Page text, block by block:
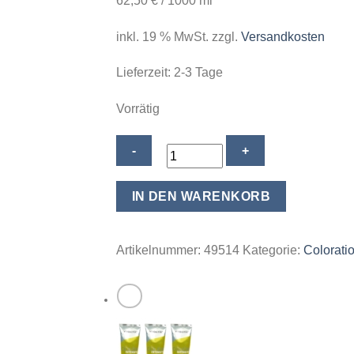
inkl. 19 % MwSt. zzgl. Versandkosten
Lieferzeit: 2-3 Tage
Vorrätig
Joico
Vero
K-
PAK
Intensity
MIXER
Haarfarbe
IN DEN WARENKORB
Artikelnummer: 49514 Kategorie: